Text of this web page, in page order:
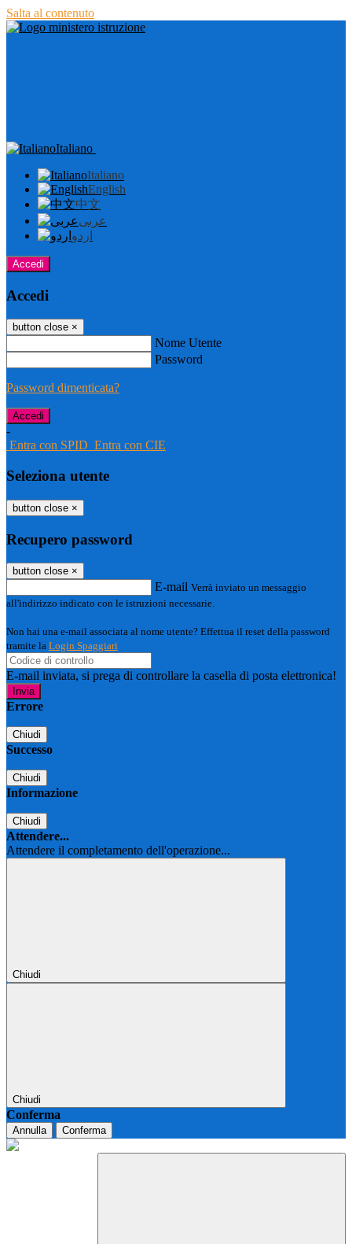
Salta al contenuto
Italiano
Italiano
English
中文
عربى
اردو
Accedi
Accedi
button close ×
Nome Utente
Password
Password dimenticata?
-
Entra con SPID Entra con CIE
Seleziona utente
button close ×
Recupero password
button close ×
E-mail Verrà inviato un messaggio
all'indirizzo indicato con le istruzioni necessarie.
Non hai una e-mail associata al nome utente? Effettua il reset della password
tramite la Login Spaggiari
E-mail inviata, si prega di controllare la casella di posta elettronica!
Errore
Chiudi
Successo
Chiudi
Informazione
Chiudi
Attendere...
Attendere il completamento dell'operazione...
Chiudi
Chiudi
Conferma
Annulla Conferma